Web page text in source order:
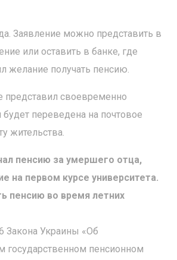
Заявление можно представить в
или оставить в банке, где
желание получать пенсию.
представил своевременно
будет переведена на почтовое
жительства.
пенсию за умершего отца,
на первом курсе университета.
пенсию во время летних
Закона Украины «Об
государственном пенсионном